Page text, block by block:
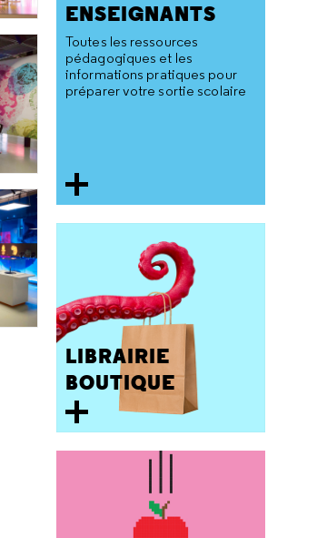
ENSEIGNANTS
Toutes les ressources
pédagogiques et les
informations pratiques pour
préparer votre sortie scolaire
LIBRAIRIE
BOUTIQUE